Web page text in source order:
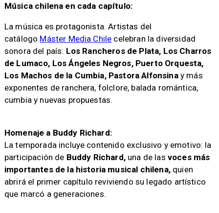
Música chilena en cada capítulo:
La música es protagonista. Artistas del
catálogo Máster Media Chile celebran la diversidad
sonora del país: Los Rancheros de Plata, Los Charros
de Lumaco, Los Ángeles Negros, Puerto Orquesta,
Los Machos de la Cumbia, Pastora Alfonsina y más
exponentes de ranchera, folclore, balada romántica,
cumbia y nuevas propuestas.
Homenaje a Buddy Richard:
La temporada incluye contenido exclusivo y emotivo: la
participación de Buddy Richard,una de las voces más
importantes de la historia musical chilena,quien
abrirá el primer capítulo reviviendo su legado artístico
que marcó a generaciones.